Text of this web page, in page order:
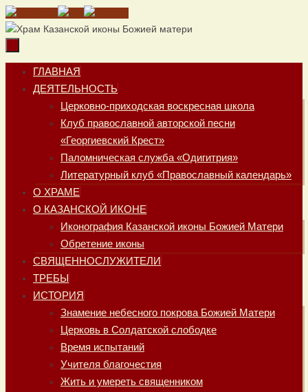
Перейти
к
Перейти
содержимому
ГЛАВНАЯ
ДЕЯТЕЛЬНОСТЬ
Церковно-приходская воскресная школа
Клуб православной авторской песни
«Георгиевский Крест»
Паломническая служба «Одигитрия»
Литературный клуб «Православный календарь»
О ХРАМЕ
О КАЗАНСКОЙ ИКОНЕ
Иконография Казанской иконы Божией Матери
Обретение иконы
СВЯЩЕННОСЛУЖИТЕЛИ
ТРЕБЫ
ИСТОРИЯ
Знамение небесного покрова Божией Матери
Церковь в Солдатской слободке
Время испытаний
Учителя благочестия
Жить и умереть священником